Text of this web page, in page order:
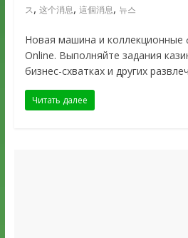
ス, 这个消息, 這個消息, 뉴스
Новая машина и коллекционные
Online. Выполняйте задания
бизнес-схватках и других
Читать далее